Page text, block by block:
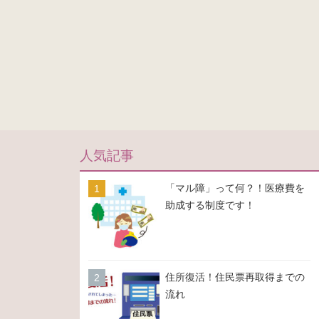
人気記事
「マル障」って何？！医療費を
助成する制度です！
住所復活！住民票再取得までの
流れ